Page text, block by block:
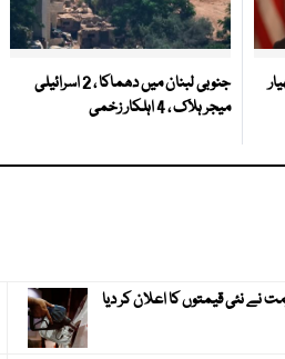
جنوبی لبنان میں دھماکا ، 2 اسرائیلی
میجر ہلاک ، 4 اہلکار زخمی
نے نئی قیمتوں کا اعلان کر دیا